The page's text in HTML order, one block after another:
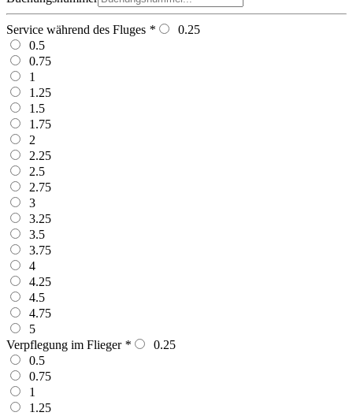
Service während des Fluges *
0.25
0.5
0.75
1
1.25
1.5
1.75
2
2.25
2.5
2.75
3
3.25
3.5
3.75
4
4.25
4.5
4.75
5
Verpflegung im Flieger *
0.25
0.5
0.75
1
1.25